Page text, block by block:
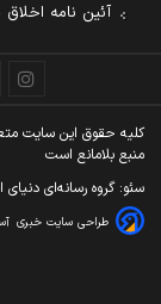
آئین نامه
کليه حقوق اين سايت
منبع بلامانع است
سئو: گروه رسانه‌ای دنیای
طراحی سایت خبری